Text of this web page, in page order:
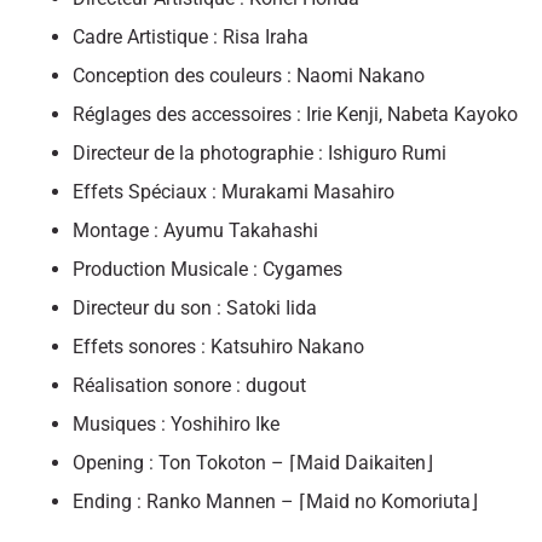
Cadre Artistique : Risa Iraha
Conception des couleurs : Naomi Nakano
Réglages des accessoires : Irie Kenji, Nabeta Kayoko
Directeur de la photographie : Ishiguro Rumi
Effets Spéciaux : Murakami Masahiro
Montage : Ayumu Takahashi
Production Musicale : Cygames
Directeur du son : Satoki Iida
Effets sonores : Katsuhiro Nakano
Réalisation sonore : dugout
Musiques : Yoshihiro Ike
Opening : Ton Tokoton – ⌈Maid Daikaiten⌋
Ending : Ranko Mannen – ⌈Maid no Komoriuta⌋